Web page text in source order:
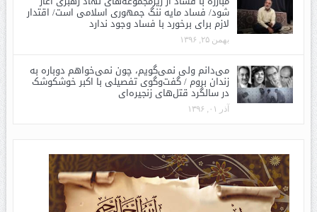
شود/ فساد مایه ننگ جمهوری اسلامی است/ اقتدار
لازم برای برخورد با فساد وجود ندارد
بهمن ۲۵, ۱۳۹۶
می‌دانم ولی نمی‌گویم، چون نمی‌خواهم دوباره به
زندان بروم / گفت‌وگوی تفصیلی با اکبر خوشکوشک
در سالگرد قتل‌های زنجیره‌ای
آذر ۰۱, ۱۳۹۶